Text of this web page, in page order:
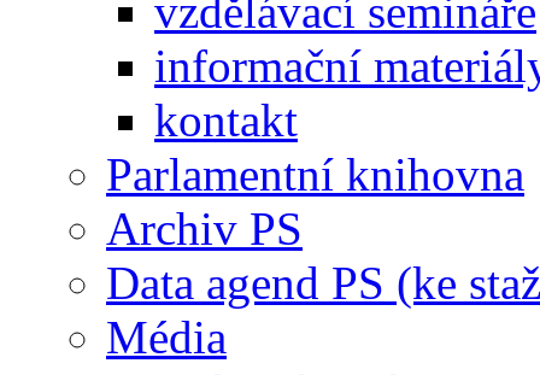
vzdělávací semináře
informační
kontakt
Parlamentní knihovna
Archiv PS
Data agend PS (ke
Média